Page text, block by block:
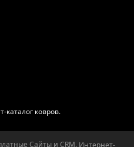
каталог ковров.
Сайты и CRM. Интернет-